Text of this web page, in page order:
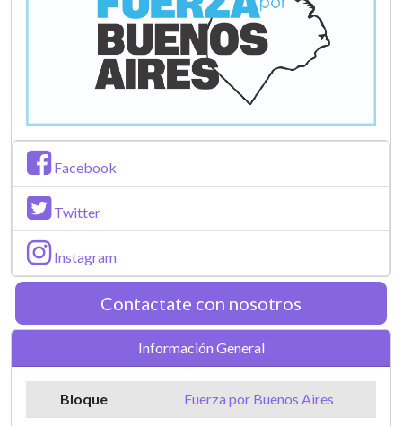
Facebook
Twitter
Instagram
Contactate con nosotros
Información General
Bloque Fuerza por Buenos Aires